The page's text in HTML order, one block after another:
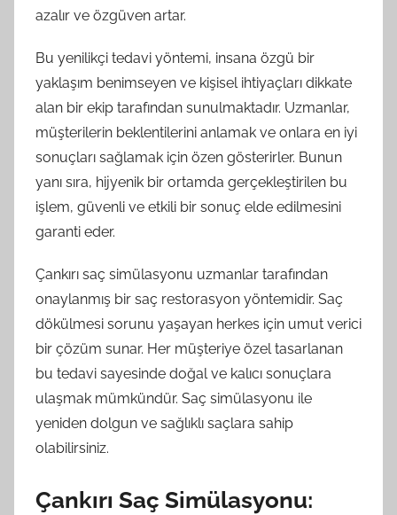
azalır ve özgüven artar.
Bu yenilikçi tedavi yöntemi, insana özgü bir
yaklaşım benimseyen ve kişisel ihtiyaçları dikkate
alan bir ekip tarafından sunulmaktadır. Uzmanlar,
müşterilerin beklentilerini anlamak ve onlara en iyi
sonuçları sağlamak için özen gösterirler. Bunun
yanı sıra, hijyenik bir ortamda gerçekleştirilen bu
işlem, güvenli ve etkili bir sonuç elde edilmesini
garanti eder.
Çankırı saç simülasyonu uzmanlar tarafından
onaylanmış bir saç restorasyon yöntemidir. Saç
dökülmesi sorunu yaşayan herkes için umut verici
bir çözüm sunar. Her müşteriye özel tasarlanan
bu tedavi sayesinde doğal ve kalıcı sonuçlara
ulaşmak mümkündür. Saç simülasyonu ile
yeniden dolgun ve sağlıklı saçlara sahip
olabilirsiniz.
Çankırı Saç Simülasyonu: